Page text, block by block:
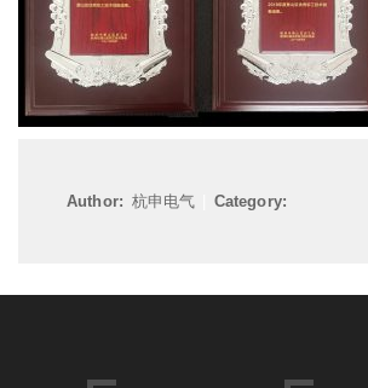
Author: 杭申电气| Category: